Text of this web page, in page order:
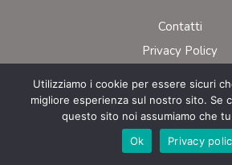
Contatti
Privacy Policy
© AIEOP – Tutti i diritti
Utilizziamo i cookie per essere sicuri
migliore esperienza sul nostro sito. Se
questo sito noi assumiamo che
Ok
Privacy